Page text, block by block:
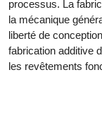
processus. La
la mécanique
liberté de
fabrication additive
les revêtements